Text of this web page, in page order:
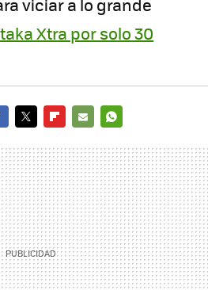
viciar a lo grande
Xtra por solo 30
MAIL